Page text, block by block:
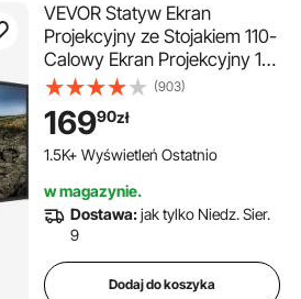
VEVOR Statyw Ekran
Projekcyjny ze Stojakiem 110-
Calowy Ekran Projekcyjny 16:
9 4K HD Stojak Przenośny
Ekran Bez Zmarszczek z
Regulacją Wysokości do
Projektora Wewnątrz I Na
(903)
16990zł
1.5K+ Wyświetleń Ostatnio
w magazynie.
Dostawa:jak tylko Niedz. Sier.
9
Dodaj do koszyka